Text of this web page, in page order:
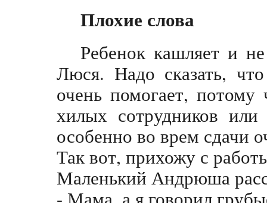
Плохие слова
Ребенок кашляет и
Люся. Надо сказать,
очень помогает, потому
хилых сотрудников
особенно во врем сдачи
Так вот, прихожу с
Маленький Андрюша